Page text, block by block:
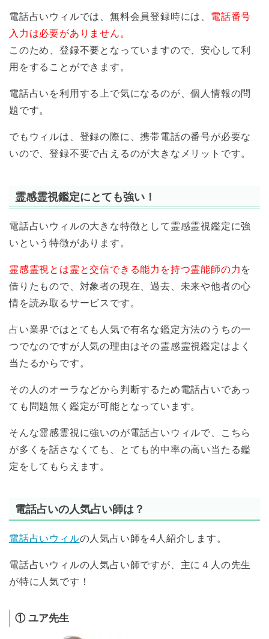
電話占いウィルでは、無料会員登録時には、 電話番号
入力は必要がありません。
このため、登録不要となっていますので、安心して利
用をすることができます。
電話占いを利用する上で気になるのが、個人情報の問
題です。
でもウィルは、登録の際に、携帯電話の番号が必要な
いので、登録不要で占えるのが大きなメリットです。
霊感霊視鑑定にとても強い！
電話占いウィルの大きな特徴として霊感霊視鑑定に強
いという特徴があります。
霊感霊視とは霊と交信できる能力を持つ霊能師の力 を
借りたもので、対象者の現在、過去、未来や他者の心
情を読み取るサービスです。
占い業界ではとても人気で有名な鑑定方法のうちの一
つでなのですが人気の理由はその霊感霊視鑑定はよく
当たるからです。
その人のオーラなどから判断するため電話占いであっ
ても問題無く鑑定が可能となっています。
そんな霊感霊視に強いのが電話占いウィルで、こちら
が多くを話さなくても、とても的中率の高い当たる鑑
定をしてもらえます。
電話占いの人気占い師は？
電話占いウィルの人気占い師を4人紹介します。
電話占いウィルの人気占い師ですが、主に４人の先生
が特に人気です！
① ユア先生